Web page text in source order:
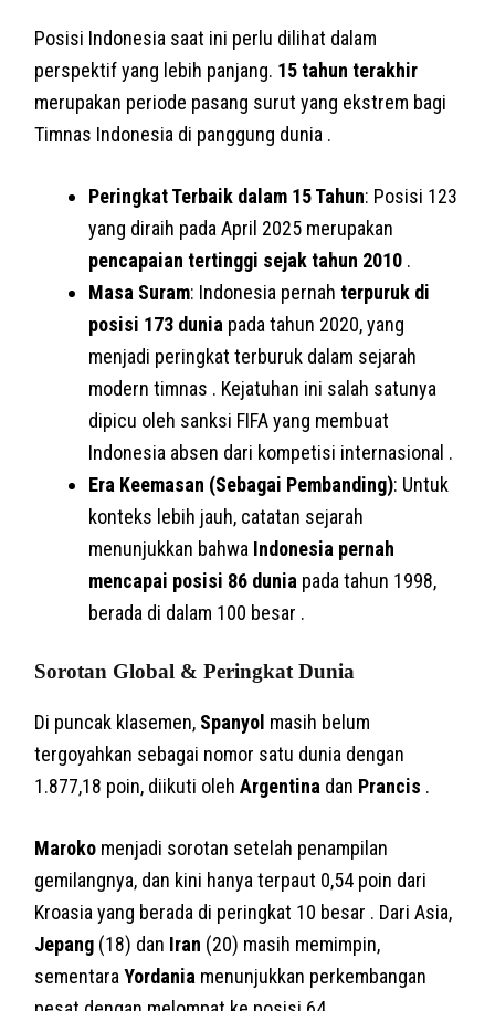
Posisi Indonesia saat ini perlu dilihat dalam
perspektif yang lebih panjang. 15 tahun terakhir
merupakan periode pasang surut yang ekstrem bagi
Timnas Indonesia di panggung dunia .
Peringkat Terbaik dalam 15 Tahun: Posisi 123
yang diraih pada April 2025 merupakan
pencapaian tertinggi sejak tahun 2010 .
Masa Suram: Indonesia pernahterpuruk di
posisi 173 dunia pada tahun 2020, yang
menjadi peringkat terburuk dalam sejarah
modern timnas . Kejatuhan ini salah satunya
dipicu oleh sanksi FIFA yang membuat
Indonesia absen dari kompetisi internasional .
Era Keemasan (Sebagai Pembanding): Untuk
konteks lebih jauh, catatan sejarah
menunjukkan bahwa Indonesia pernah
mencapai posisi 86 dunia pada tahun 1998,
berada di dalam 100 besar .
Sorotan Global & Peringkat Dunia
Di puncak klasemen, Spanyol masih belum
tergoyahkan sebagai nomor satu dunia dengan
1.877,18 poin, diikuti olehArgentina dan Prancis .
Maroko menjadi sorotan setelah penampilan
gemilangnya, dan kini hanya terpaut 0,54 poin dari
Kroasia yang berada di peringkat 10 besar . Dari Asia,
Jepang (18) dan Iran (20) masih memimpin,
sementaraYordania menunjukkan perkembangan